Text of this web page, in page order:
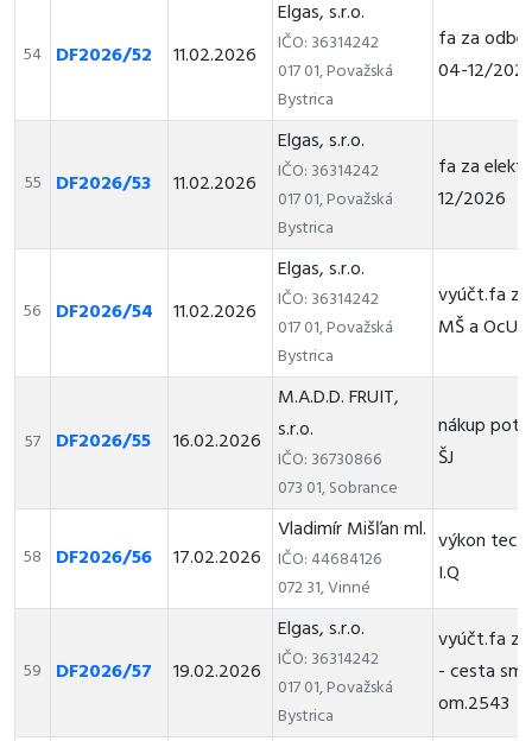
54 DF2026/52 11.02.2026
Elgas, s.r.o.
IČO: 36314242
017 01, Považská
Bystrica
fa za
04-12/
55 DF2026/53 11.02.2026
Elgas, s.r.o.
IČO: 36314242
017 01, Považská
Bystrica
fa za
12/2026
56 DF2026/54 11.02.2026
Elgas, s.r.o.
IČO: 36314242
017 01, Považská
Bystrica
vyúčt.fa
MŠ a OcU
57 DF2026/55 16.02.2026
M.A.D.D. FRUIT,
s.r.o.
IČO: 36730866
073 01, Sobrance
nákup
ŠJ
58 DF2026/56 17.02.2026
Vladimír Mišľan ml.
IČO: 44684126
072 31, Vinné
výkon
I.Q
59 DF2026/57 19.02.2026
Elgas, s.r.o.
IČO: 36314242
017 01, Považská
Bystrica
vyúčt.fa
- cesta
om.2543